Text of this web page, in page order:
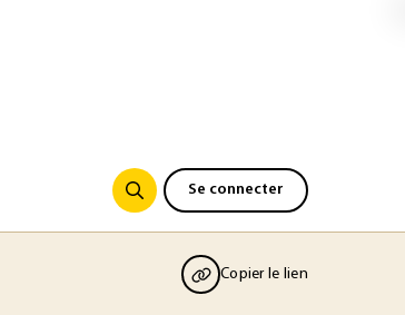
Se connecter
Copier le lien